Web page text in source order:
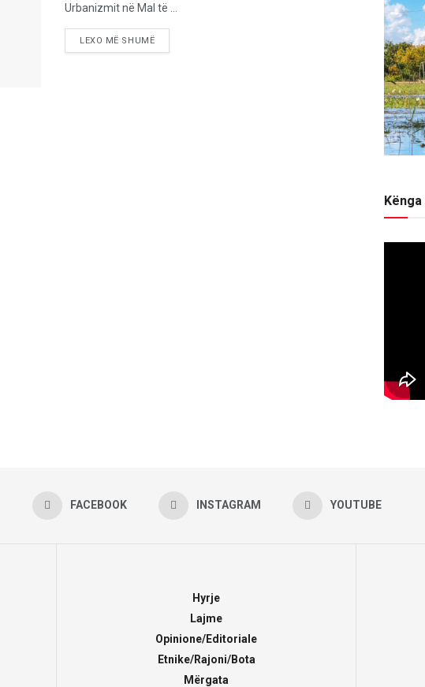
Urbanizmit në Mal të ...
LEXO MË SHUMË
FACEBOOK INSTAGRAM YOUTUBE
Hyrje
Lajme
Opinione/Editoriale
Etnike/Rajoni/Bota
Mërgata